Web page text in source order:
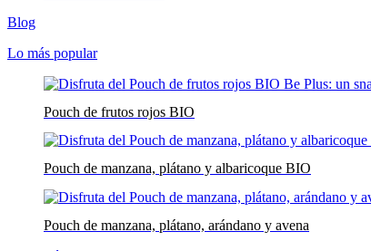
Blog
Lo más popular
Pouch de frutos rojos BIO
Pouch de manzana, plátano y albaricoque BIO
Pouch de manzana, plátano, arándano y avena